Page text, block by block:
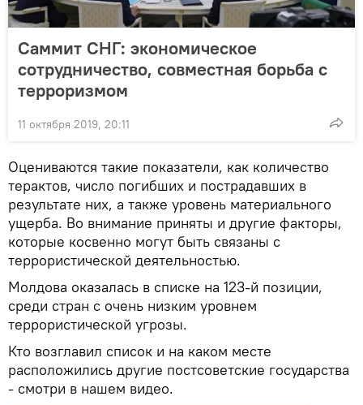
Саммит СНГ: экономическое
сотрудничество, совместная борьба с
терроризмом
11 октября 2019, 20:11
Оцениваются такие показатели, как количество
терактов, число погибших и пострадавших в
результате них, а также уровень материального
ущерба. Во внимание приняты и другие факторы,
которые косвенно могут быть связаны с
террористической деятельностью.
Молдова оказалась в списке на 123-й позиции,
среди стран с очень низким уровнем
террористической угрозы.
Кто возглавил список и на каком месте
расположились другие постсоветские государства
- смотри в нашем видео.